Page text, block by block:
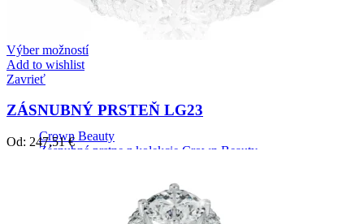
Crown Beauty
Zásnubné prstne z kolekcie Crown Beauty.
Výber možností
Add to wishlist
Zavrieť
ZÁSNUBNÝ PRSTEŇ LG23
Od: 247,51€